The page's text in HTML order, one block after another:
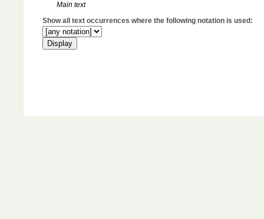
Main text
Show all text occurrences where the following notation is used: